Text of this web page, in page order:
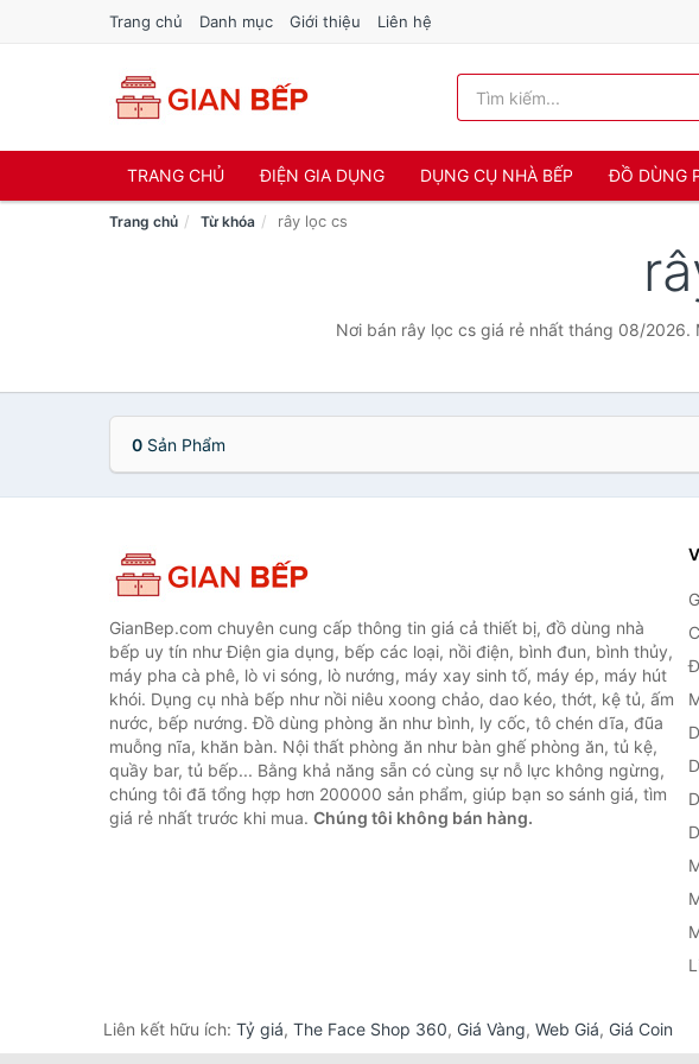
Trang chủ Danh mục Giới thiệu Liên hệ
TRANG CHỦ ĐIỆN GIA DỤNG DỤNG CỤ NHÀ BẾP ĐỒ DÙNG
Trang chủ Từ khóa rây lọc cs
Nơi bán rây lọc cs giá rẻ nhất tháng 08/2026.
0 Sản Phẩm
GianBep.com chuyên cung cấp thông tin giá cả thiết bị, đồ dùng nhà
bếp uy tín như Điện gia dụng, bếp các loại, nồi điện, bình đun, bình thủy,
máy pha cà phê, lò vi sóng, lò nướng, máy xay sinh tố, máy ép, máy hút
khói. Dụng cụ nhà bếp như nồi niêu xoong chảo, dao kéo, thớt, kệ tủ, ấm
nước, bếp nướng. Đồ dùng phòng ăn như bình, ly cốc, tô chén dĩa, đũa
muỗng nĩa, khăn bàn. Nội thất phòng ăn như bàn ghế phòng ăn, tủ kệ,
quầy bar, tủ bếp... Bằng khả năng sẵn có cùng sự nỗ lực không ngừng,
chúng tôi đã tổng hợp hơn 200000 sản phẩm, giúp bạn so sánh giá, tìm
giá rẻ nhất trước khi mua. Chúng tôi không bán hàng.
Liên kết hữu ích: Tỷ giá, The Face Shop 360, Giá Vàng, Web Giá, Giá Coin